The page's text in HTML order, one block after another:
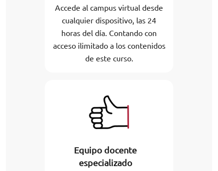
Accede al campus virtual desde
cualquier dispositivo, las 24
horas del día. Contando con
acceso ilimitado a los contenidos
de este curso.
Equipo docente
especializado